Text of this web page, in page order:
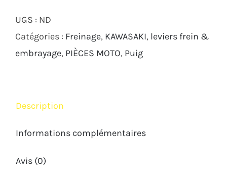
DE
FREIN
4RR
2024
UGS : ND
Catégories : Freinage KAWASAKI leviers frein &
embrayage PIÈCES MOTO Puig
Description
Informations complémentaires
Avis (0)